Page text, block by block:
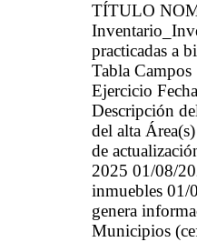
TÍTULO
practicadas a
Tabla Campos
Ejercicio
Descripción
del alta
de
2025 01/08/
inmuebles 01/
genera
Municipios